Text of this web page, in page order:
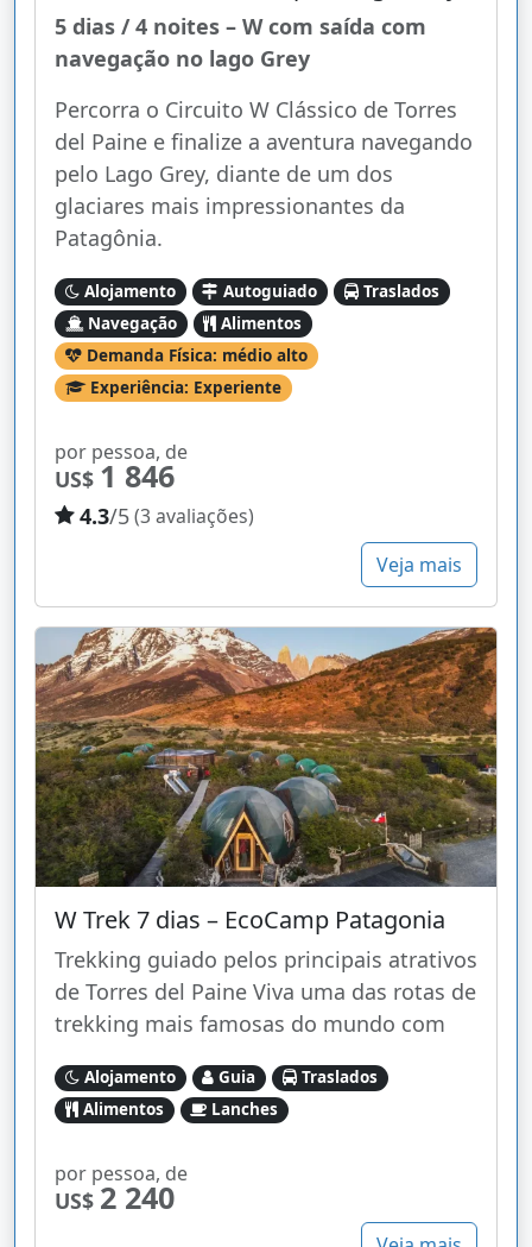
5 dias / 4 noites – W com saída com
navegação no lago Grey
Percorra o Circuito W Clássico de Torres
del Paine e finalize a aventura navegando
pelo Lago Grey, diante de um dos
glaciares mais impressionantes da
Patagônia.
Alojamento Autoguiado
Traslados
Navegação
Alimentos
Demanda Física: médio alto
Experiência: Experiente
por pessoa, de
US$ 1 846
4.3/5(3 avaliações)
Veja mais
W Trek 7 dias – EcoCamp Patagonia
Trekking guiado pelos principais atrativos
de Torres del Paine Viva uma das rotas de
trekking mais famosas do mundo com
Alojamento Guia
Traslados
Alimentos
Lanches
por pessoa, de
US$ 2 240